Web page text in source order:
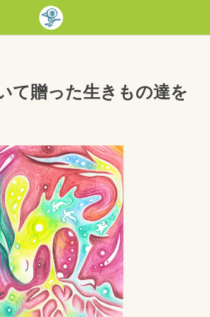
て贈った生きもの達を